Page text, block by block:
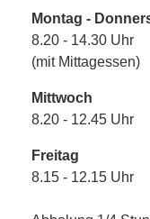
Montag -
8.20 - 14.30 Uhr
(mit Mittagessen)
Mittwoch
8.20 - 12.45 Uhr
Freitag
8.15 - 12.15 Uhr